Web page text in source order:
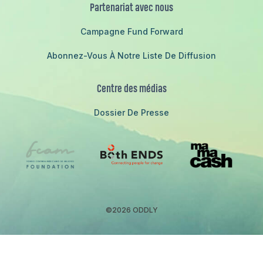
Partenariat avec nous
Campagne Fund Forward
Abonnez-Vous À Notre Liste De Diffusion
Centre des médias
Dossier De Presse
©2026 ODDLY